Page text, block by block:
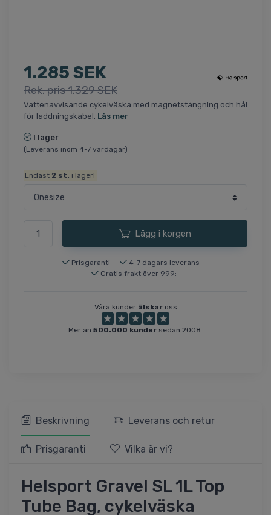
1.285 SEK
Rek. pris 1.329 SEK
Vattenavvisande cykelväska med magnetstängning och hål
för laddningskabel. Läs mer
I lager
(Leverans inom 4-7 vardagar)
Endast 2 st. i lager!
Lägg i korgen
Prisgaranti
4-7 dagars leverans
Gratis frakt över 999:-
Våra kunder älskaross
Mer än 500.000 kunder sedan 2008.
Beskrivning Leverans och retur
Prisgaranti Vilka är vi?
Helsport Gravel SL 1L Top
Tube Bag, cykelväska